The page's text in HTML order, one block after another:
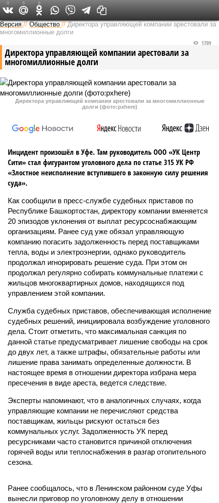
Версия в Башкирии
Версия //Общество //Директора управляющей компании арестовали за
многомиллионные долги
Директора управляющей компании арестовали за
многомиллионные долги
1709
Директора управляющей компании арестовали за многомиллионные
долги (фото:pxhere)
Инцидент произошёл в Уфе. Там руководитель ООО «УК Центр
Сити» стал фигурантом уголовного дела по статье 315 УК РФ
«Злостное неисполнение вступившего в законную силу решения
суда».
Как сообщили в пресс-службе судебных приставов по
Республике Башкортостан, директору компании вменяется
20 эпизодов уклонения от выплат ресурсоснабжающим
организациям. Ранее суд уже обязал управляющую
компанию погасить задолженность перед поставщиками
тепла, воды и электроэнергии, однако руководитель
продолжал игнорировать решение суда. При этом он
продолжал регулярно собирать коммунальные платежи с
жильцов многоквартирных домов, находящихся под
управлением этой компании.
Служба судебных приставов, обеспечивающая исполнение
судебных решений, инициировала возбуждение уголовного
дела. Стоит отметить, что максимальная санкция по
данной статье предусматривает лишение свободы на срок
до двух лет, а также штрафы, обязательные работы или
лишение права занимать определенные должности. В
настоящее время в отношении директора избрана мера
пресечения в виде ареста, ведется следствие.
Эксперты напоминают, что в аналогичных случаях, когда
управляющие компании не перечисляют средства
поставщикам, жильцы рискуют остаться без
коммунальных услуг. Задолженность УК перед
ресурсниками часто становится причиной отключения
горячей воды или теплоснабжения в разгар отопительного
сезона.
Ранее сообщалось, что в Ленинском районном суде Уфы
вынесли приговор по уголовному делу в отношении
0 0 0